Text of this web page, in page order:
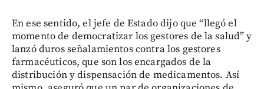
En ese sentido, el jefe de Estado dijo que “llegó el
momento de democratizar los gestores de la salud” y
lanzó duros señalamientos contra los gestores
farmacéuticos, que son los encargados de la
distribución y dispensación de medicamentos. Así